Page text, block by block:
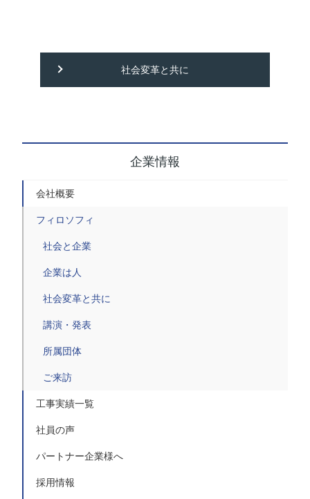
社会変革と共に
企業情報
会社概要
フィロソフィ
社会と企業
企業は人
社会変革と共に
講演・発表
所属団体
ご来訪
工事実績一覧
社員の声
パートナー企業様へ
採用情報